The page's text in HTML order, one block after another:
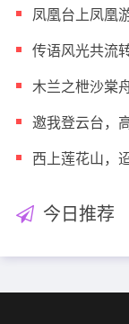
凤凰台上凤凰
传语风光共流
今日推荐